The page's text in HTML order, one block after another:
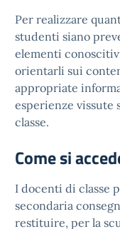
Per realizzare
studenti siano
elementi
orientarli sui
appropriate
esperienze vissute
classe.
Come si
I docenti di classe
secondaria
restituire, per la